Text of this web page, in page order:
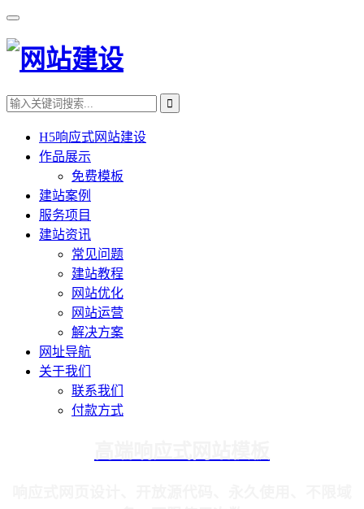
H5响应式网站建设
作品展示
免费模板
建站案例
服务项目
建站资讯
常见问题
建站教程
网站优化
网站运营
解决方案
网址导航
关于我们
联系我们
付款方式